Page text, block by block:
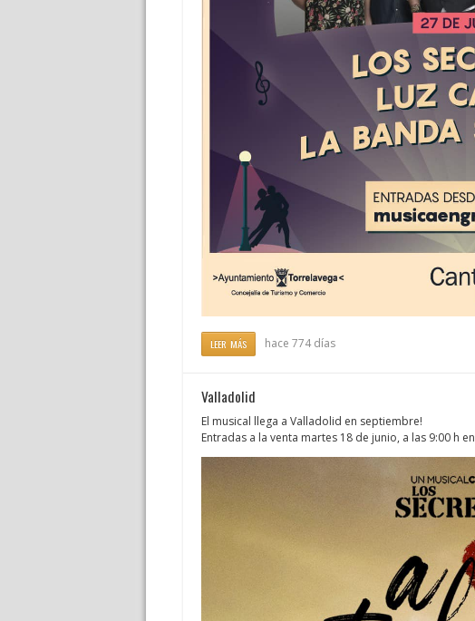
LEER MÁS hace 774 días
Valladolid
El musical llega a Valladolid en septiembre!
Entradas a la venta martes 18 de junio, a las 9:00 h en